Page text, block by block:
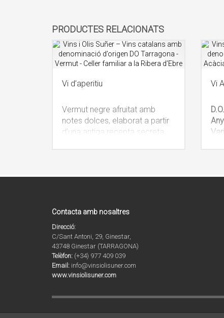
PRODUCTES RELACIONATS
Vi d’aperitiu
Vermut negre afruitat amb
notes dolces, elaborat a partir
d’una antiga recepta secreta.
Apliquem descompte per la
Vi
Contacta amb nosaltres
Direcció:
C/Sant Antoni, 29, Ginestar,
43748 Ginestar (TARRAGONA)
Telèfon: (+34) 977 409 039
Email: info@vinsiolisuner.com
www.vinsiolisuner.com